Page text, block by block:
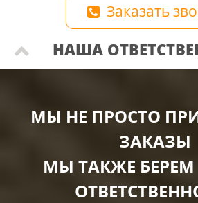
Заказать
НАША
МЫ НЕ ПРОСТО
ЗАКАЗЫ
МЫ ТАКЖЕ БЕРЕМ